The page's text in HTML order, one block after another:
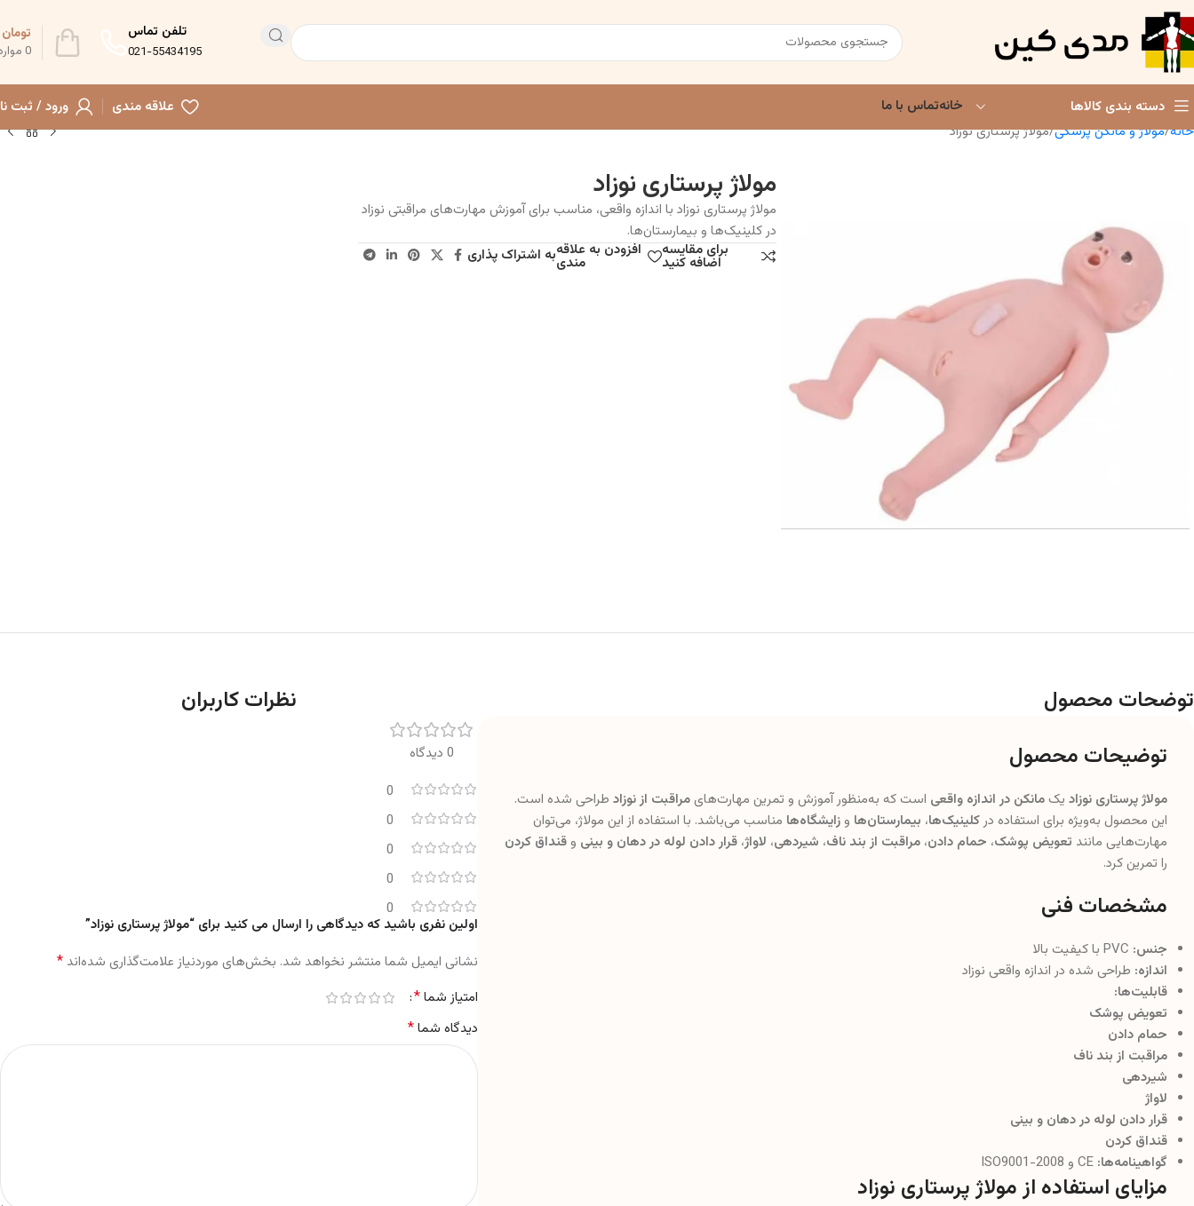
تلفن تماس
021-55434195
0
تومان
دسته بندی کالاها خانهتماس با ما علاقه مندی
ورود / ثبت
خانه مولاژ و مانکن پزشکی مولاژ پرستاری نوزاد
مولاژ پرستاری نوزاد
مولاژ پرستاری نوزاد با اندازه واقعی، مناسب برای آموزش مهارت‌های مراقبتی نوزاد
در کلینیک‌ها و بیمارستان‌ها.
برای مقایسه
اضافه کنید
افزودن به علاقه
مندیبه اشتراک پذاری
توضحات محصول
توضیحات محصول
مولاژ پرستاری نوزاد یکمانکن در اندازه واقعی است که به‌منظور آموزش و تمرین مهارت‌هایمراقبت از نوزاد طراحی شده است.
این محصول به‌ویژه برای استفاده درکلینیک‌ها، بیمارستان‌ها و زایشگاه‌ها مناسب می‌باشد. با استفاده از این مولاژ، می‌توان
مهارت‌هایی مانند تعویض پوشک، حمام دادن، مراقبت از بند ناف، شیردهی، لاواژ، قرار دادن لوله در دهان و بینی و قنداق کردن
را تمرین کرد.
مشخصات فنی
جنس:
اندازه: طراحی شده در اندازه واقعی نوزاد
قابلیت‌ها:
تعویض پوشک
حمام دادن
مراقبت از بند ناف
شیردهی
لاواژ
قرار دادن لوله در دهان و بینی
قنداق کردن
گواهینامه‌ها:
مزایای استفاده از مولاژ پرستاری نوزاد
نظرات کاربران
0 دیدگاه
0
0
0
0
0
اولین نفری باشید که دیدگاهی را ارسال می کنید برای “مولاژ پرستاری نوزاد”
نشانی ایمیل شما منتشر نخواهد شد. بخش‌های موردنیاز علامت‌گذاری شده‌اند*
امتیاز شما*
دیدگاه شما*